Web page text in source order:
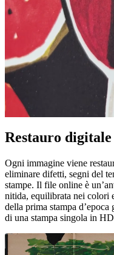
Restauro
Ogni immagine viene
eliminare difetti, segni del
stampe. Il file online è
nitida, equilibrata nei colori
della prima stampa
di una stampa singola in